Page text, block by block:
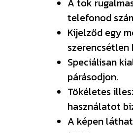
telefonod
Kijelződ egy
Speciálisan
párásodjon.
Tökéletes
használatot
A képen